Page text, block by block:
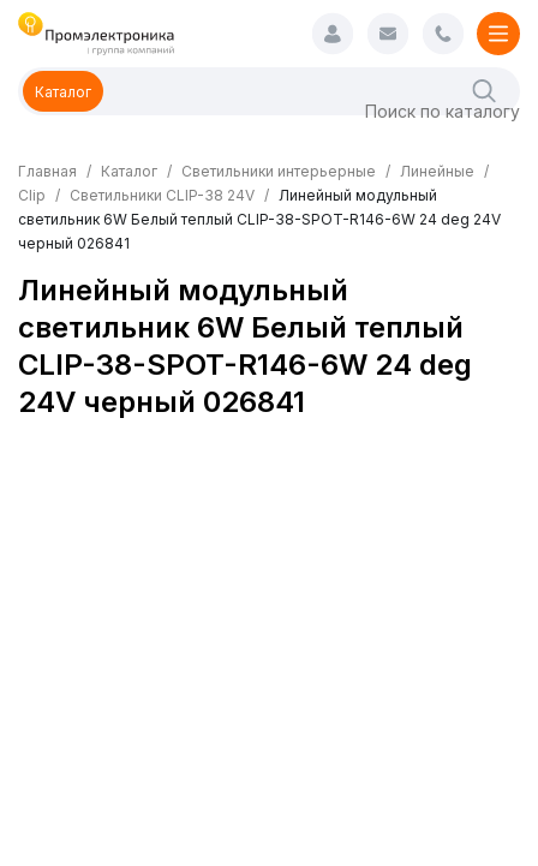
Каталог
Главная Каталог Светильники интерьерные
Линейные
Clip
Светильники CLIP-38 24V
Линейный модульный
светильник 6W Белый теплый CLIP-38-SPOT-R146-6W 24 deg 24V
черный 026841
Линейный модульный
светильник 6W Белый теплый
CLIP-38-SPOT-R146-6W 24 deg
24V черный 026841